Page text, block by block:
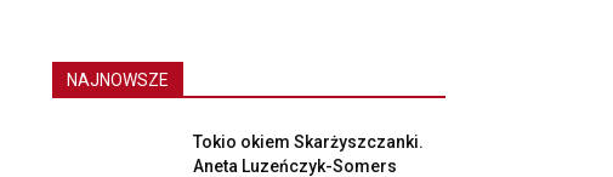
NAJNOWSZE
Tokio okiem Skarżyszczanki.
Aneta Luzeńczyk-Somers